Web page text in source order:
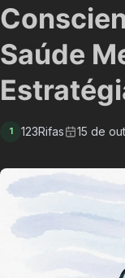
Saúde
1 123Rifas 15 de